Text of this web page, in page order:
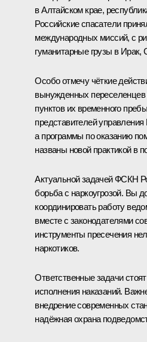
в Алтайском крае,
Российские спасатели
международных миссий, с
гуманитарные грузы в Ирак,
Особо отмечу чёткие
вынужденных переселенцев
пунктов их временного
представителей
а программы по оказанию
названы новой практикой в
Актуальной задачей ФСКН
борьба с наркоугрозой. Вы
координировать работу
вместе с законодателями
инструменты пресечения
наркотиков.
Ответственные задачи
исполнения наказаний.
внедрение современных
надёжная охрана